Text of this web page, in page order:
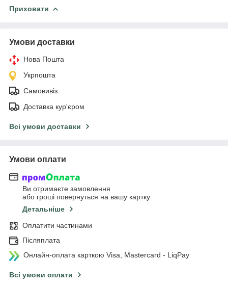
Приховати
Умови доставки
Нова Пошта
Укрпошта
Самовивіз
Доставка кур'єром
Всі умови доставки
Умови оплати
Ви отримаєте замовлення
або гроші повернуться на вашу картку
Детальніше
Оплатити частинами
Післяплата
Онлайн-оплата карткою Visa, Mastercard - LiqPay
Всі умови оплати